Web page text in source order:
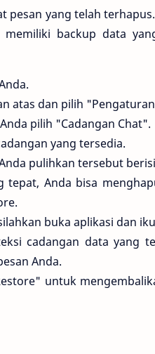
pesan yang telah
backup data
atas dan pilih
pilih "Cadangan Chat".
yang tersedia.
pulihkan tersebut
tepat, Anda bisa
buka aplikasi dan
cadangan data yang
Anda.
untuk